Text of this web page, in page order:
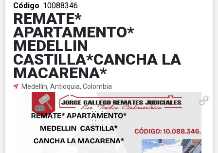
Código. 10088346
REMATE*
APARTAMENTO*
MEDELLIN
CASTILLA*CANCHA LA
MACARENA*
Medellín, Antioquia, Colombia